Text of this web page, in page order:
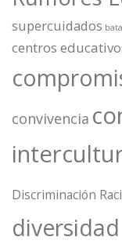
supercuidados
centros
convivencia
Discriminación